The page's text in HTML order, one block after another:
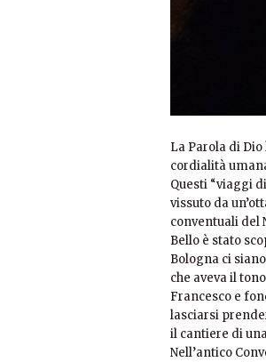
La Parola di
cordialità
Questi “viaggi
vissuto da
conventuali del
Bello è stato
Bologna ci
che aveva il
Francesco e
lasciarsi
il cantiere di
Nell’antico